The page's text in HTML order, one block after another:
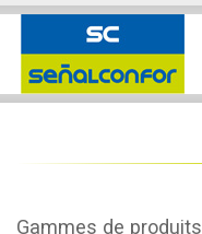
Gammes de produits